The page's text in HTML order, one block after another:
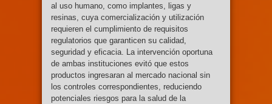
al uso humano, como implantes, ligas y
resinas, cuya comercialización y utilización
requieren el cumplimiento de requisitos
regulatorios que garanticen su calidad,
seguridad y eficacia. La intervención oportuna
de ambas instituciones evitó que estos
productos ingresaran al mercado nacional sin
los controles correspondientes, reduciendo
potenciales riesgos para la salud de la